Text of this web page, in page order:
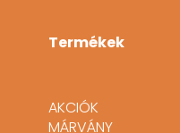
Termékek
AKCIÓK
MÁRVÁNY